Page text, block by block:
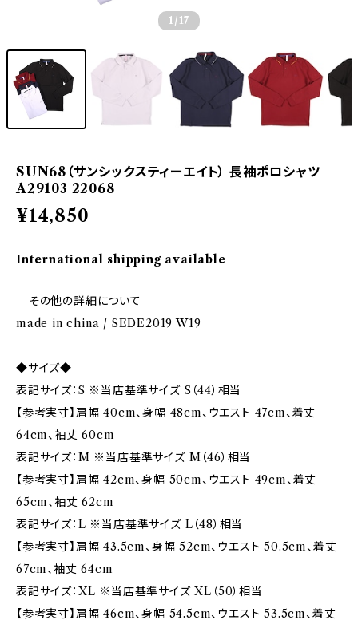
1 /17
SUN68（サンシックスティーエイト） 長袖ポロシャツ
A29103 22068
¥14,850
International shipping available
—その他の詳細について—
made in china / SEDE2019 W19
◆サイズ◆
表記サイズ：S ※当店基準サイズ S（44）相当
【参考実寸】肩幅 40cm、身幅 48cm、ウエスト 47cm、着丈
64cm、袖丈 60cm
表記サイズ：M ※当店基準サイズ M（46）相当
【参考実寸】肩幅 42cm、身幅 50cm、ウエスト 49cm、着丈
65cm、袖丈 62cm
表記サイズ：L ※当店基準サイズ L（48）相当
【参考実寸】肩幅 43.5cm、身幅 52cm、ウエスト 50.5cm、着丈
67cm、袖丈 64cm
表記サイズ：XL ※当店基準サイズ XL（50）相当
【参考実寸】肩幅 46cm、身幅 54.5cm、ウエスト 53.5cm、着丈